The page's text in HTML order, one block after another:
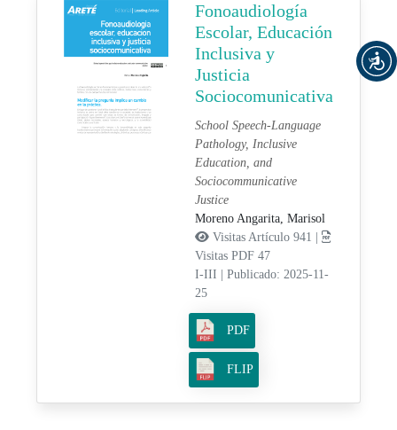
Fonoaudiología
Escolar, Educación
Inclusiva y
Justicia
Sociocomunicativa
School Speech-Language
Pathology, Inclusive
Education, and
Sociocommunicative
Justice
Moreno Angarita, Marisol
Visitas Artículo 941 |
Visitas PDF 47
I-III | Publicado: 2025-11-
25
PDF
FLIP